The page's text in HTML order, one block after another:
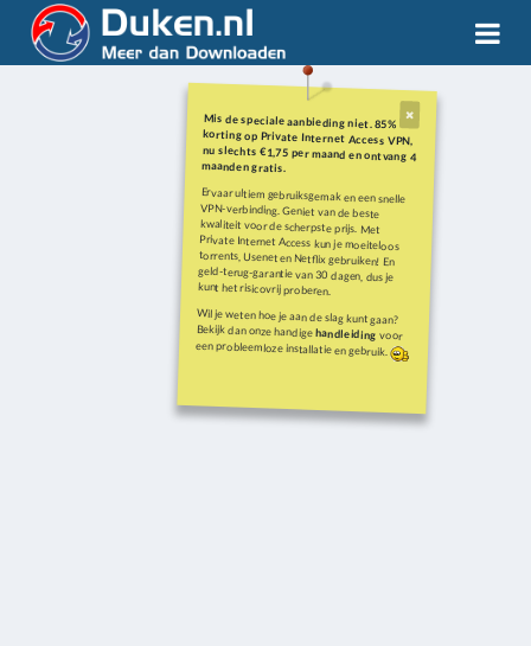
Mis de speciale aanbieding niet. 85%
korting op Private Internet Access VPN,
nu slechts €1,75 per maand en ontvang 4
maanden gratis.
Ervaar ultiem gebruiksgemak en een snelle
VPN-verbinding. Geniet van de beste
kwaliteit voor de scherpste prijs. Met
Private Internet Access kun je moeiteloos
torrents, Usenet en Netflix gebruiken! En
geld-terug-garantie van 30 dagen, dus je
kunt het risicovrij proberen.
Wil je weten hoe je aan de slag kunt gaan?
Bekijk dan onze handigehandleiding voor
een probleemloze installatie en gebruik.